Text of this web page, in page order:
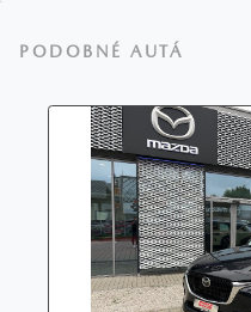
PODOBNÉ AUTÁ